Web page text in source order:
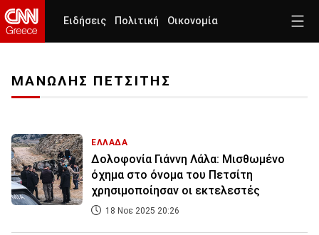
Ειδήσεις Πολιτική Οικονομία
ΜΑΝΩΛΗΣ ΠΕΤΣΙΤΗΣ
ΕΛΛΑΔΑ
Δολοφονία Γιάννη Λάλα: Μισθωμένο
όχημα στο όνομα του Πετσίτη
χρησιμοποίησαν οι εκτελεστές
18 Νοε 2025 20:26